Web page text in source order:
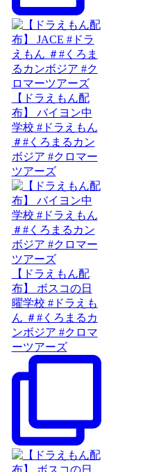
【ドラえもん配
布】 バイヨン中
学校 #ドラえもん
＃#くろまるカン
ボジア #クロマー
ツアーズ
【ドラえもん配
布】 ボスコの日
曜学校 #ドラえも
ん ＃#くろまるカ
ンボジア #クロマ
ーツアーズ